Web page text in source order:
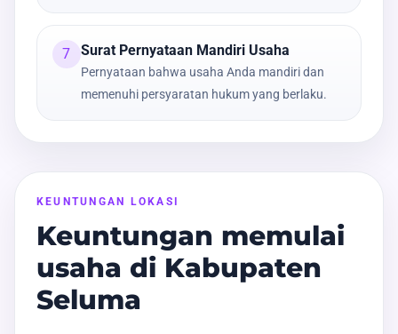
7 Surat Pernyataan Mandiri Usaha
Pernyataan bahwa usaha Anda mandiri dan
memenuhi persyaratan hukum yang berlaku.
KEUNTUNGAN LOKASI
Keuntungan memulai
usaha di Kabupaten
Seluma